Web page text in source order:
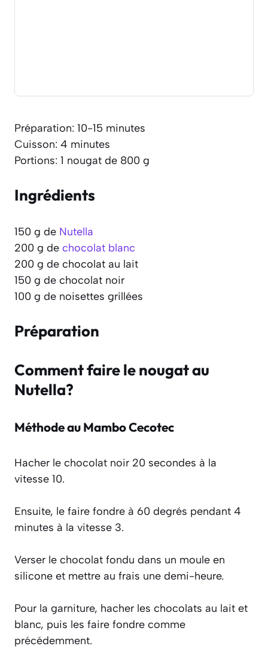
Préparation: 10-15 minutes
Cuisson: 4 minutes
Portions: 1 nougat de 800 g
Ingrédients
150 g de Nutella
200 g de chocolat blanc
200 g de chocolat au lait
150 g de chocolat noir
100 g de noisettes grillées
Préparation
Comment faire le nougat au
Nutella?
Méthode au Mambo Cecotec
Hacher le chocolat noir 20 secondes à la
vitesse 10.
Ensuite, le faire fondre à 60 degrés pendant 4
minutes à la vitesse 3.
Verser le chocolat fondu dans un moule en
silicone et mettre au frais une demi-heure.
Pour la garniture, hacher les chocolats au lait et
blanc, puis les faire fondre comme
précédemment.